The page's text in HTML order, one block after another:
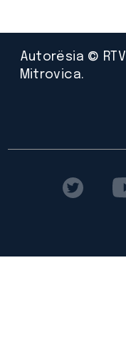
Autorësia © RTV
Mitrovica.